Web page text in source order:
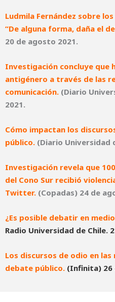
Ludmila Fernández sobre
“De alguna forma, daña el
20 de agosto 2021.
Investigación concluye que
antigénero a través de las
comunicación. (Diario
2021.
Cómo impactan los
público. (Diario Universidad
Investigación revela que
del Cono Sur recibió
Twitter. (Copadas) 24 de
¿Es posible debatir en
Radio Universidad de Chile.
Los discursos de odio en las
debate público. (Infinita) 26